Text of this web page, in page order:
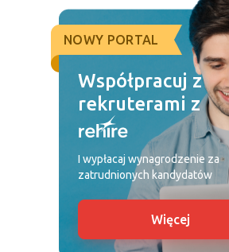
NOWY PORTAL
Współpracuj z
rekruterami z
I wypłacaj wynagrodzenie za
zatrudnionych kandydatów
Więcej